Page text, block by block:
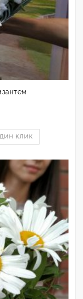
КЛИК